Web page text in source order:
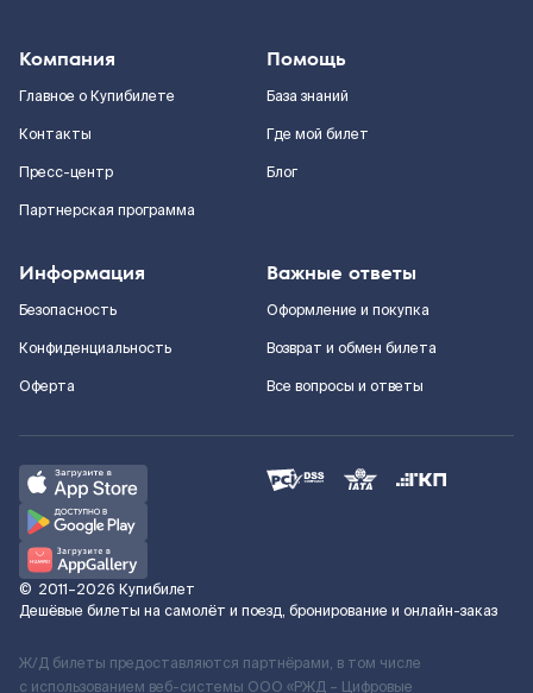
Компания
Главное о Купибилете
Контакты
Пресс-центр
Партнерская программа
Помощь
База знаний
Где мой билет
Блог
Информация
Безопасность
Конфиденциальность
Оферта
Важные ответы
Оформление и покупка
Возврат и обмен билета
Все вопросы и ответы
© 2011–2026 Купибилет
Дешёвые билеты на самолёт и поезд, бронирование и онлайн-заказ
Ж/Д билеты предоставляются партнёрами, в том числе
с использованием веб-системы ООО «РЖД – Цифровые